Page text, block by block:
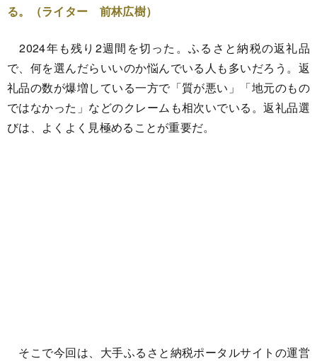
る。（ライター 前林広樹）
2024年も残り2週間を切った。ふるさと納税の返礼品
で、何を選んだらいいのか悩んでいる人も多いだろう。返
礼品の数が爆増している一方で「質が悪い」「地元のもの
ではなかった」などのクレームも相次いでいる。返礼品選
びは、よくよく見極めることが重要だ。
そこで今回は、大手ふるさと納税ポータルサイトの運営